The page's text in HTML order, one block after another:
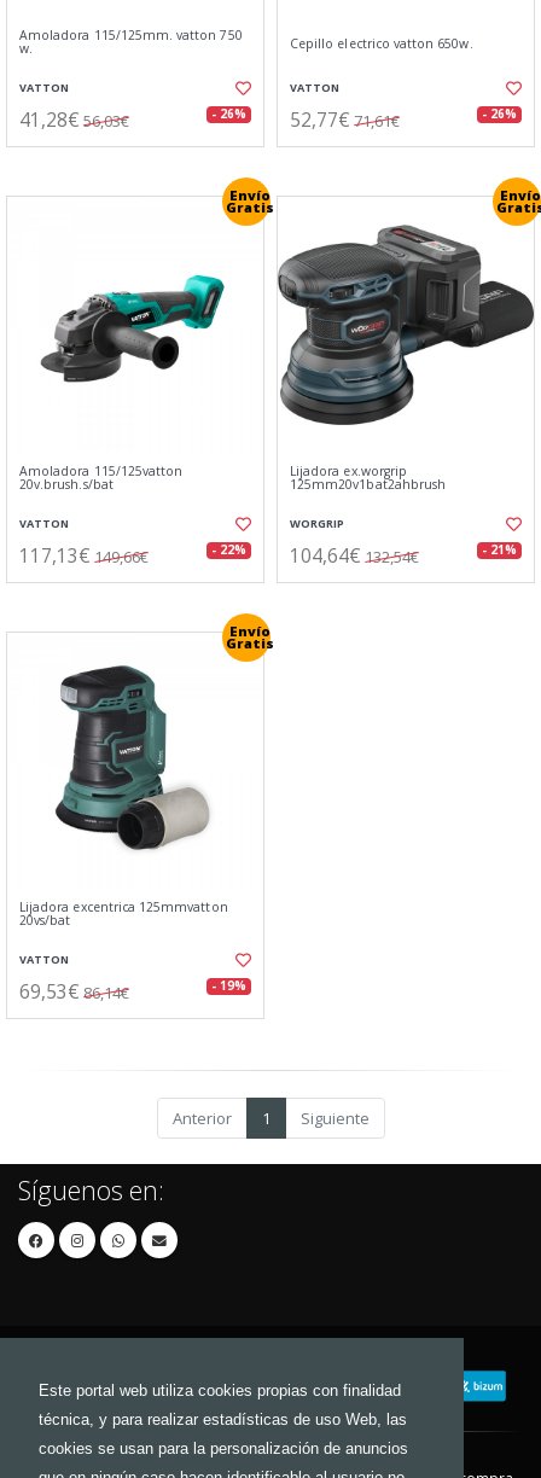
Este portal web utiliza cookies propias con finalidad
técnica, y para realizar estadísticas de uso Web, las
cookies se usan para la personalización de anuncios
Amoladora 115/125mm. vatton 750
w.
VATTON
41,28€ 56,03€ - 26%
Cepillo electrico vatton 650w.
VATTON
52,77€ 71,61€ - 26%
Envío
Gratis
Amoladora 115/125vatton
20v.brush.s/bat
VATTON
117,13€ 149,66€ - 22%
Envío
Lijadora ex.worgrip
125mm20v1bat2ahbrush
WORGRIP
104,64€ 132,54€ - 21%
Envío
Gratis
Lijadora excentrica 125mmvatton
20vs/bat
VATTON
69,53€ 86,14€ - 19%
Anterior 1 Siguiente
Síguenos en: